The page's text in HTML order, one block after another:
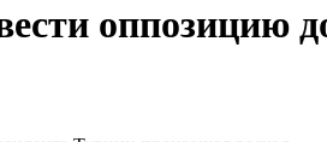
оппозицию